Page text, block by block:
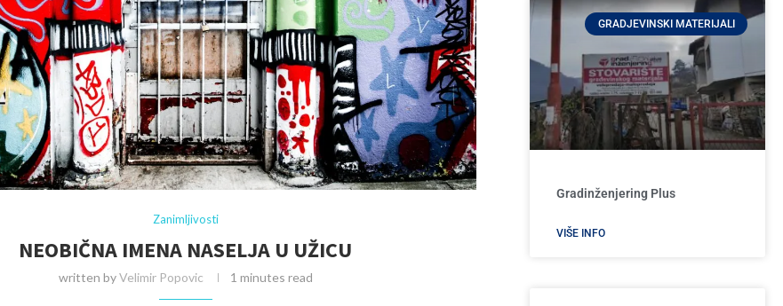
Zanimljivosti
NEOBIČNA IMENA NASELJA U UŽICU
written byVelimir Popovic 1 minutes read
GRADJEVINSKI MATERIJALI
Gradinženjering Plus
VIŠE INFO